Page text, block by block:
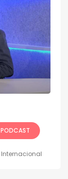
PODCAST
Internacional